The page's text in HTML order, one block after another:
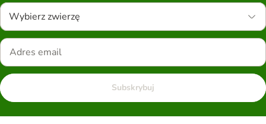
Wybierz zwierzę
Subskrybuj